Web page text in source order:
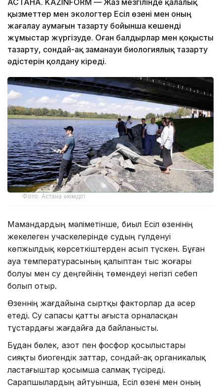
қызметтер мен экологтер Есіл өзені мен оның
жағалау аумағын тазарту бойынша кешенді
жұмыстар жүргізуде. Оған балдырлар мен қоқысты
тазарту, сондай-ақ заманауи биологиялық тазарту
әдістерін қолдану кіреді.
Фото: Астана әкімдігі
Мамандардың мәліметінше, биыл Есіл өзенінің
жекелеген учаскелерінде судың гүлденуі
көпжылдық көрсеткіштерден асып түскен. Бұған
ауа температурасының қалыптан тыс жоғары
болуы мен су деңгейінің төмендеуі негізгі себеп
болып отыр.
Өзеннің жағдайына сыртқы факторлар да әсер
етеді. Су сапасы қатты ағыста орналасқан
тұстардағы жағдайға да байланысты.
Бұдан бөлек, азот пен фосфор қосылыстары
сияқты биогендік заттар, сондай-ақ органикалық
ластағыштар қосымша салмақ түсіреді.
Сарапшылардың айтуынша, Есіл өзені мен оның